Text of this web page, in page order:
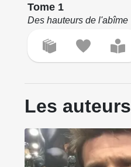
Tome 1
Des hauteurs de l'abîme
Les auteurs